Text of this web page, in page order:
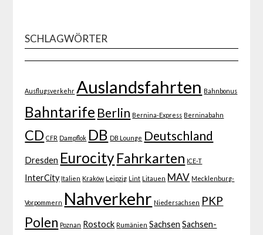
SCHLAGWÖRTER
Ausflugsverkehr Auslandsfahrten Bahnbonus
Bahntarife Berlin Bernina-Express Berninabahn
CD CFR Dampflok DB DB Lounge Deutschland
Dresden EurocityFahrkarten ICE-T
InterCity Italien Kraków Leipzig Lint Litauen MAV Mecklenburg-
Vorpommern Nahverkehr Niedersachsen PKP
Polen Poznan Rostock Rumänien Sachsen Sachsen-